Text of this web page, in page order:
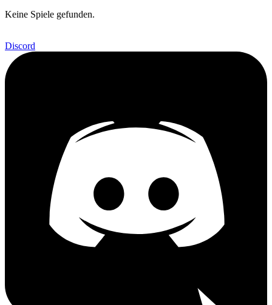
Keine Spiele gefunden.
Discord